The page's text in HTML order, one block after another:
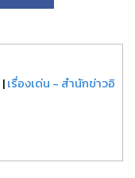
|เรื่องเด่น - สำนักข่าวอิ